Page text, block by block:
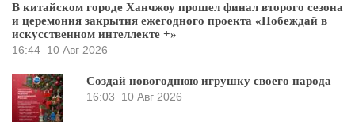
В китайском городе Ханчжоу прошел финал второго сезона
и церемония закрытия ежегодного проекта «Побеждай в
искусственном интеллекте +»
16:44 10 Авг 2026
Создай новогоднюю игрушку своего народа
16:03
10 Авг 2026